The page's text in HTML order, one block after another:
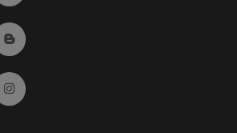
Ir al Blog (abre en ventana nueva)
Ir a Instagram (abre en ventana nueva)